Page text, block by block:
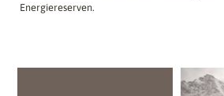
Energiereserven.